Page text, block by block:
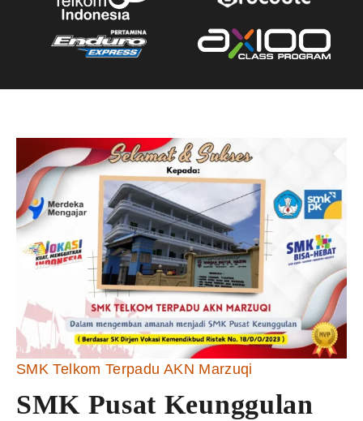
SMK Telkom Terpadu AKN Marzuqi
SMK Pusat Keunggulan